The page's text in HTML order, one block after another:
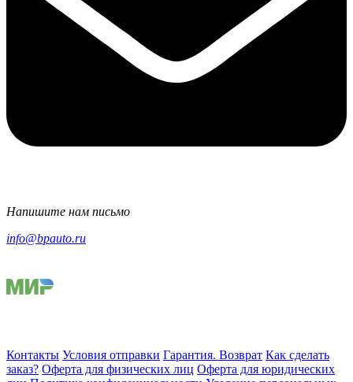
Напишите нам письмо
info@bpauto.ru
Контакты Условия отправки Гарантия. Возврат Как сделать
заказ? Оферта для физических лиц Оферта для юридических